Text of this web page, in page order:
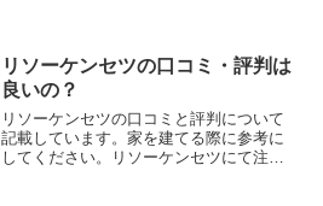
リソーケンセツの口コミ・評判は
良いの？
リソーケンセツの口コミと評判について
記載しています。家を建てる際に参考に
してください。リソーケンセツにて注文